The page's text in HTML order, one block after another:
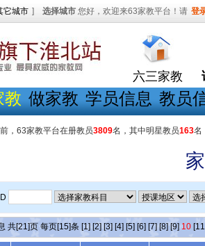
它城市 ] 选择城市 您好，欢迎来63家教平台！请 登
六三家教
教 做家教 学员信息 教员
，63家教平台在册教员3809名，其中明星教员163名
ID
共[21]页 每页[15]条 [1] [2] [3] [4] [5] [6] [7] [8] [9] 10